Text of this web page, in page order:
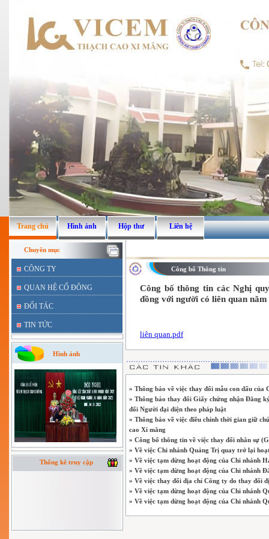
Trang chủ Hình ảnh Hộp thư Liên hệ
Chuyên mục
CÔNG TY
QUAN HỆ CỔ ĐÔNG
ĐỐI TÁC
TIN TỨC
Hình ảnh
Thống kê truy cập
Công bố Thông tin
Công bố thông tin các Nghị
đồng với người có liên quan năm
liên quan.pdf
» Thông báo về việc thay đổi mẫu con dấu của
» Thông báo thay đổi Giấy chứng nhận Đăng
đổi Người đại diện theo pháp luật
» Thông báo về việc điều chỉnh thời gian giữ
cao Xi măng
» Công bố thông tin về việc thay đổi nhân sự
» Về việc Chi nhánh Quảng Trị quay trở lại
» Về việc tạm dừng hoạt động của Chi nhánh
» Về việc tạm dừng hoạt động của Chi nhánh
» Về việc thay đổi địa chỉ Công ty do thay đổi
» Về việc tạm dừng hoạt động của Chi nhánh
» Về việc tạm dừng hoạt động của Chi nhánh